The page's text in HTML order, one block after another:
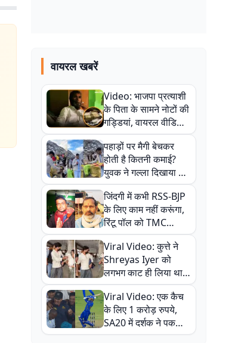
वायरल खबरें
Video: भाजपा प्रत्याशी
के पिता के सामने नोटों की
गड्डियां, वायरल वीडियो
से राजनीति में उबाल,
अजित महतो बोले- TMC
की गंदी चाल
पहाड़ों पर मैगी बेचकर
होती है कितनी कमाई?
युवक ने गल्ला दिखाया तो
नौकरी वालों के खड़े हो गए
कान
जिंदगी में कभी RSS-BJP
के लिए काम नहीं करूंगा,
रिंटू पॉल को TMC
ऑफिस में ले जाकर पीटा,
Video वायरल
Viral Video: कुत्ते ने
Shreyas Iyer को
लगभग काट ही लिया था,
न्यूजीलैंड सीरीज से पहले
बाल-बाल बचे
Viral Video: एक कैच
के लिए 1 करोड़ रुपये,
SA20 में दर्शक ने पकड़ा
एक हाथ से गजब का कैच